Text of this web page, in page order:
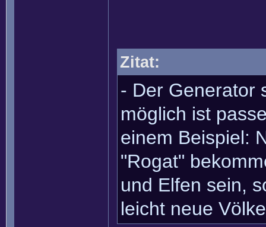
Zitat:
- Der Generator
möglich ist
einem Beispiel:
"Rogat"
und Elfen sein,
leicht neue